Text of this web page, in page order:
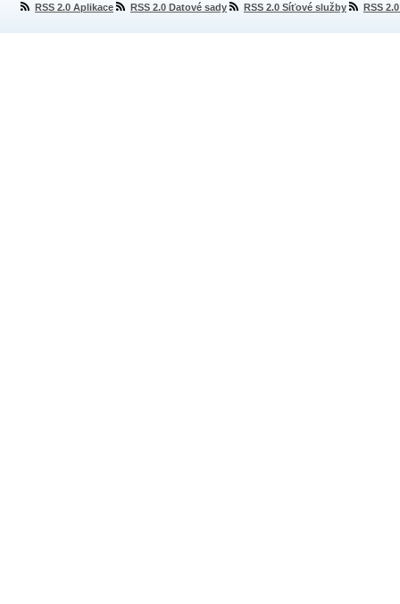
RSS 2.0 Aplikace RSS 2.0 Datové sady RSS 2.0 Síťové služby RSS